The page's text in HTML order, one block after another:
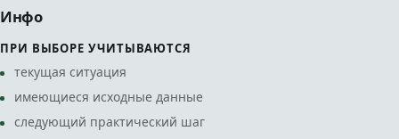
Инфо
ПРИ ВЫБОРЕ УЧИТЫВАЮТСЯ
текущая ситуация
имеющиеся исходные данные
следующий практический шаг